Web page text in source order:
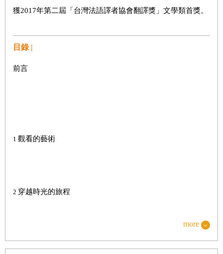
獲2017年第二屆「台灣法語譯者協會翻譯獎」文學類首獎。
目錄 |
前言
1 觀看的藝術
2 穿越時光的旅程
more